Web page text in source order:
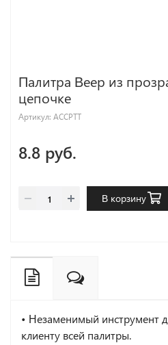
Палитра Веер из
цепочке
Артикул: ACCPTT
8.8 руб.
В корзину
• Незаменимый инструмент
клиенту всей палитры.